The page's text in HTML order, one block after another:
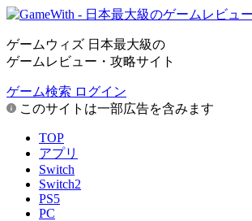
ゲームウィズ 日本最大級の
ゲームレビュー・攻略サイト
ゲーム検索 ログイン
このサイトは一部広告を含みます
TOP
アプリ
Switch
Switch2
PS5
PC